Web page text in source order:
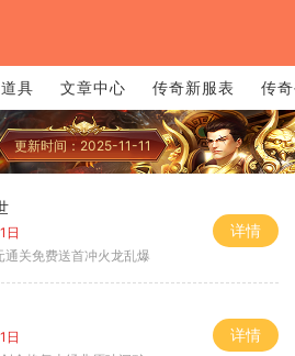
具 文章中心 传奇新服表 传
更新时间：2025-11-11
日
通关免费送首冲火龙乱爆
详情
日
详情